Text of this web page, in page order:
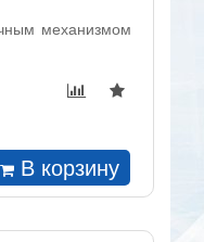
механизмом
В корзину